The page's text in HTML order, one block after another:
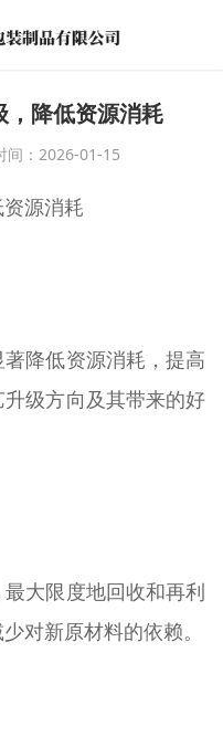
降低资源消耗
间：2026-01-15
源消耗
降低资源消耗，提高
级方向及其带来的好
大限度地回收和再利
对新原材料的依赖。